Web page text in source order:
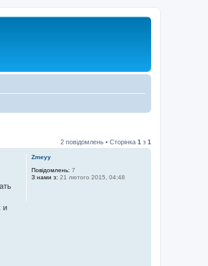
2 повідомлень • Сторінка 1 з 1
Zmeyy
Повідомлень: 7
З нами з: 21 лютого 2015, 04:48
и